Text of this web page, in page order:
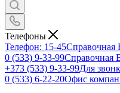
Телефоны
Телефон: 15-45Справочная
0 (533) 9-33-99Справочная
+373 (533) 9-33-99Для
0 (533) 6-22-20Офис